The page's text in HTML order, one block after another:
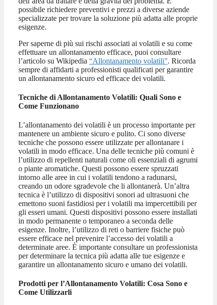
possibile richiedere preventivi e prezzi a diverse aziende
specializzate per trovare la soluzione più adatta alle proprie
esigenze.
Per saperne di più sui rischi associati ai volatili e su come
effettuare un allontanamento efficace, puoi consultare
l’articolo su Wikipedia “Allontanamento volatili”. Ricorda
sempre di affidarti a professionisti qualificati per garantire
un allontanamento sicuro ed efficace dei volatili.
Tecniche di Allontanamento Volatili: Quali Sono e
Come Funzionano
L’allontanamento dei volatili è un processo importante per
mantenere un ambiente sicuro e pulito. Ci sono diverse
tecniche che possono essere utilizzate per allontanare i
volatili in modo efficace. Una delle tecniche più comuni è
l’utilizzo di repellenti naturali come oli essenziali di agrumi
o piante aromatiche. Questi possono essere spruzzati
intorno alle aree in cui i volatili tendono a radunarsi,
creando un odore sgradevole che li allontanerà. Un’altra
tecnica è l’utilizzo di dispositivi sonori ad ultrasuoni che
emettono suoni fastidiosi per i volatili ma impercettibili per
gli esseri umani. Questi dispositivi possono essere installati
in modo permanente o temporaneo a seconda delle
esigenze. Inoltre, l’utilizzo di reti o barriere fisiche può
essere efficace nel prevenire l’accesso dei volatili a
determinate aree. È importante consultare un professionista
per determinare la tecnica più adatta alle tue esigenze e
garantire un allontanamento sicuro e umano dei volatili.
Prodotti per l’Allontanamento Volatili: Cosa Sono e
Come Utilizzarli